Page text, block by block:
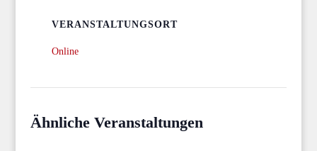
VERANSTALTUNGSORT
Online
Ähnliche Veranstaltungen